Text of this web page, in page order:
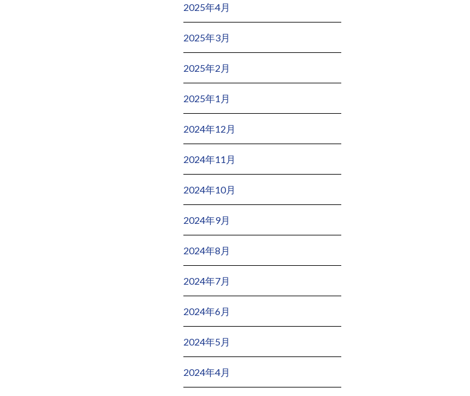
2025年4月
2025年3月
2025年2月
2025年1月
2024年12月
2024年11月
2024年10月
2024年9月
2024年8月
2024年7月
2024年6月
2024年5月
2024年4月